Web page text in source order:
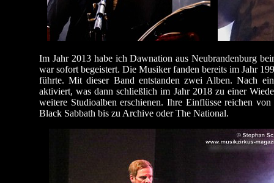
Im Jahr 2013 habe ich Dawnation aus Neubrandenburg
war sofort begeistert. Die Musiker fanden bereits im Jahr
führte. Mit dieser Band entstanden zwei Alben. Nach
aktiviert, was dann schließlich im Jahr 2018 zu einer
weitere Studioalben erschienen. Ihre Einflüsse reichen
Black Sabbath bis zu Archive oder The National.